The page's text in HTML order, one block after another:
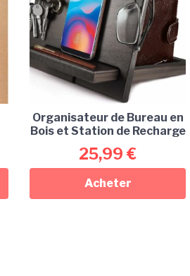
Organisateur de Bureau en
Bois et Station de Recharge
25,99 €
Acheter